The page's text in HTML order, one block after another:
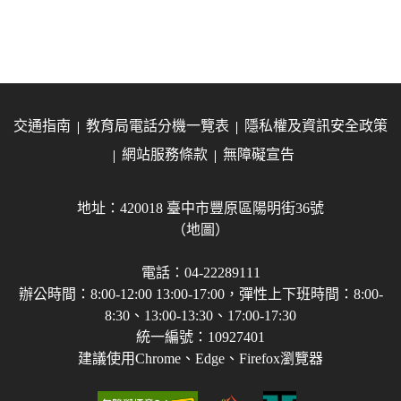
交通指南 教育局電話分機一覽表
隱私權及資訊安全政策
網站服務條款
無障礙宣告
地址：420018 臺中市豐原區陽明街36號
（地圖）
電話：04-22289111
辦公時間：8:00-12:00 13:00-17:00，彈性上下班時間：8:00-
8:30、13:00-13:30、17:00-17:30
統一編號：10927401
建議使用Chrome、Edge、Firefox瀏覽器